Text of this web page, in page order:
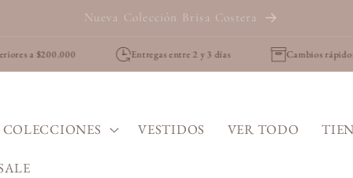
Hecho en Colombia
Entregas entre 2 y 3 días Cambios rápidos y fáciles por 30 días
COLECCIONES VESTIDOS VER TODO